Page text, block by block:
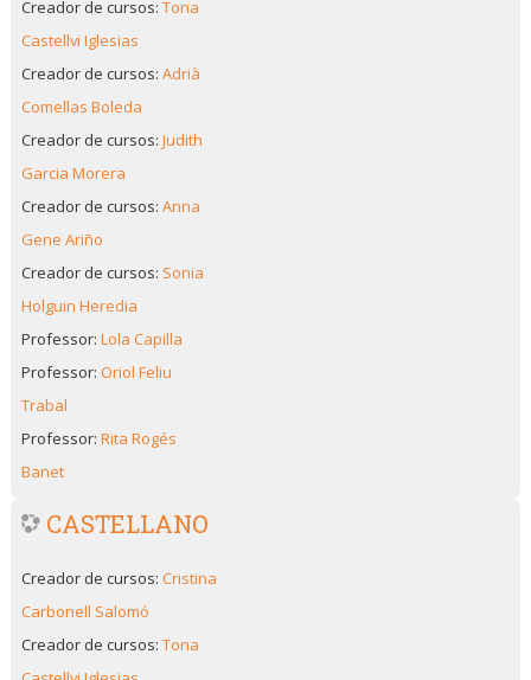
Creador de cursos:Tona
Castellvi Iglesias
Creador de cursos:Adrià
Comellas Boleda
Creador de cursos:Judith
Garcia Morera
Creador de cursos:Anna
Gene Ariño
Creador de cursos: Sonia
Holguin Heredia
Professor:Lola Capilla
Professor: Oriol Feliu
Trabal
Professor:Rita Rogés
Banet
CASTELLANO
Creador de cursos:Cristina
Carbonell Salomó
Creador de cursos:Tona